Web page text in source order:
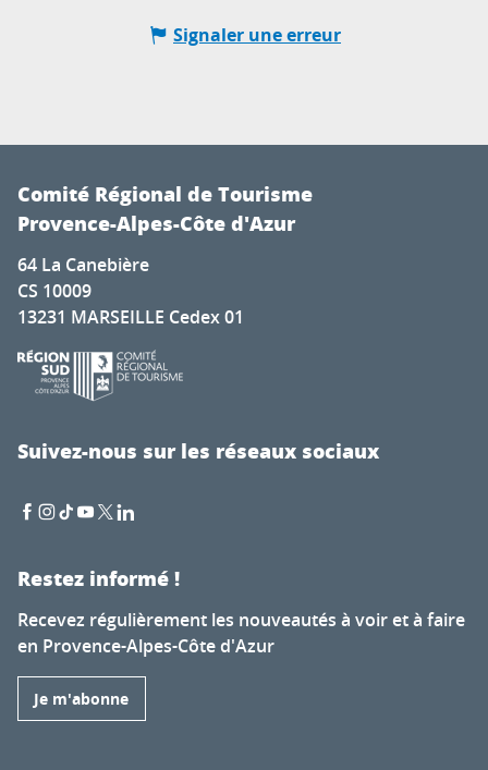
Signaler une erreur
Comité Régional de Tourisme
Provence-Alpes-Côte d'Azur
64 La Canebière
CS 10009
13231 MARSEILLE Cedex 01
Suivez-nous sur les réseaux sociaux
Restez informé !
Recevez régulièrement les nouveautés à voir et à faire
en Provence-Alpes-Côte d'Azur
Je m'abonne